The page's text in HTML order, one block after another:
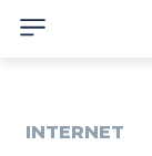
INTERNET